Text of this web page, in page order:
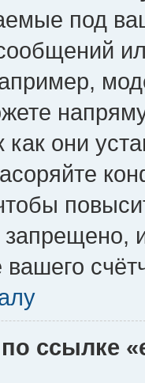
под
как они
вашего
ссылке